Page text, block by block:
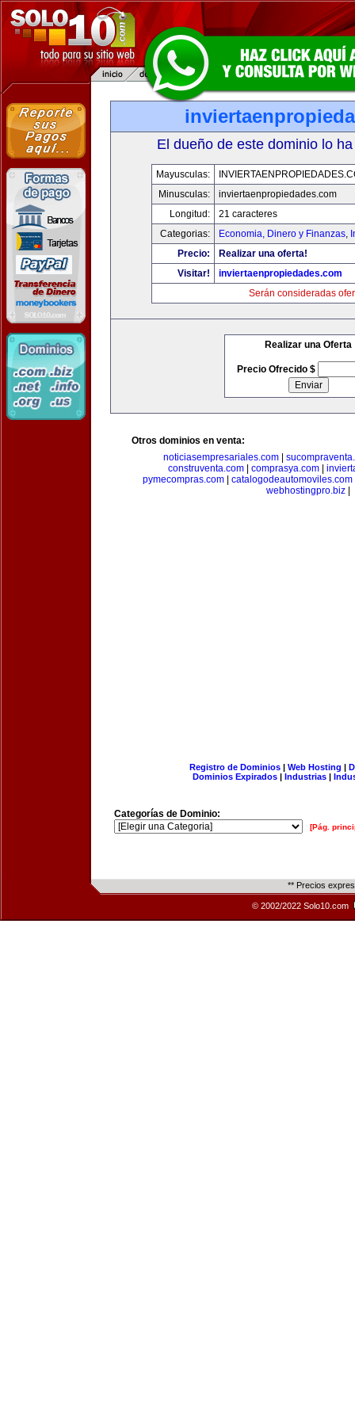
El dueño de este dominio lo
Mayusculas:
Minusculas:
inviertaenpropiedades.com
Longitud:
21 caracteres
Categorias:
Economia, Dinero y Finanzas,
Precio:
Realizar una oferta!
Visitar!
inviertaenpropiedades.com
Serán consideradas
Realizar una Oferta
Precio Ofrecido $
Otros dominios en venta:
noticiasempresariales.com|
construventa.com| comprasya.com|
pymecompras.com| catalogodeautomoviles.com
webhostingpro.biz
Registro de Dominios| Web Hosting |
Dominios Expirados | Industrias |
Categorías de Dominio:
[Pág.
** Precios
© 2002/2022 Solo10.com